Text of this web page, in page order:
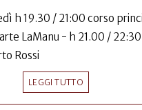
h 19.30 / 21:00 corso
LaManu - h 21.00 /
Rossi
LEGGI TUTTO